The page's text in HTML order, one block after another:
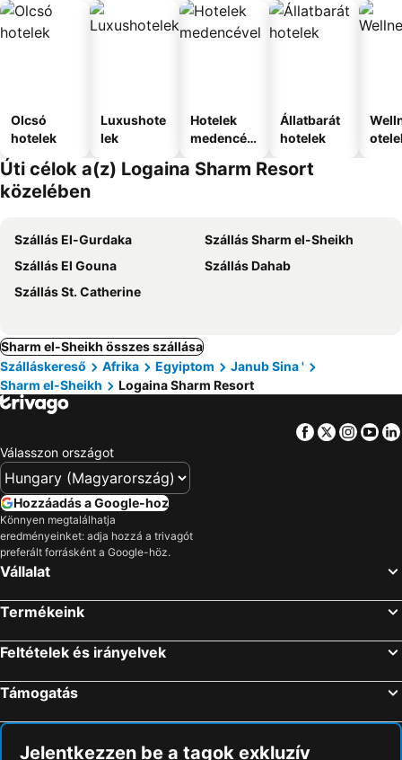
Olcsó
hotelek
Luxushote
lek
Hotelek
medencév
Állatbarát
hotelek
Úti célok a(z) Logaina Sharm Resort
közelében
Szállás El-Gurdaka
Szállás Sharm el-Sheikh
Szállás El Gouna
Szállás Dahab
Szállás St. Catherine
Sharm el-Sheikh összes szállása
Szálláskereső
Afrika Egyiptom
Janub Sina '
Sharm el-Sheikh
Logaina Sharm Resort
Facebook
Twitter
Válasszon országot
Hozzáadás a Google-hoz
Könnyen megtalálhatja
eredményeinket: adja hozzá a trivagót
preferált forrásként a Google-höz.
Vállalat
Termékeink
Feltételek és irányelvek
Támogatás
Jelentkezzen be a tagok exkluzív